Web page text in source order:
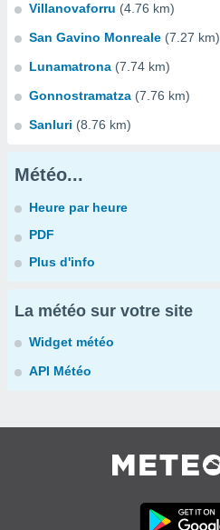
Villanovaforru (4.76 km)
San Gavino Monreale (7.27 km)
Lunamatrona (7.74 km)
Gonnostramatza (7.76 km)
Sanluri (8.76 km)
Météo...
Heure par heure
PDF
Plus d'info
La météo sur votre site
Widget météo
API Météo